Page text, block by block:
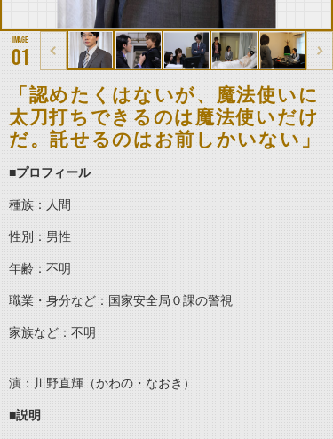
01
「認めたくはないが、魔法使いに
太刀打ちできるのは魔法使いだけ
だ。託せるのはお前しかいない」
■プロフィール
種族：人間
性別：男性
年齢：不明
職業・身分など：国家安全局０課の警視
家族など：不明
演：川野直輝（かわの・なおき）
■説明